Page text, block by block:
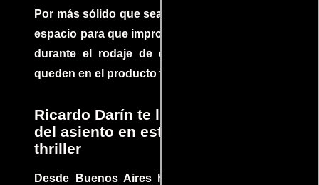
Por más sólido que sea un guión siempre hay
espacio para que improvisaciones que se dan
durante el rodaje de determinadas escenas
queden en el producto final.
Ricardo Darín te llevará al borde
del asiento en este increíble
thriller
Desde Buenos Aires hasta el mundo, Tesis